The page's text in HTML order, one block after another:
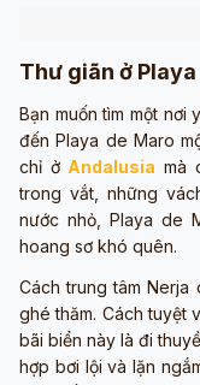
Thư giãn ở
Bạn muốn tìm một
đến Playa de Maro
chỉ ở Andalusia mà
trong vắt, những
nước nhỏ, Playa de
hoang sơ khó quên.
Cách trung tâm Nerja
ghé thăm. Cách tuyệt
bãi biển này là đi
hợp bơi lội và lặn